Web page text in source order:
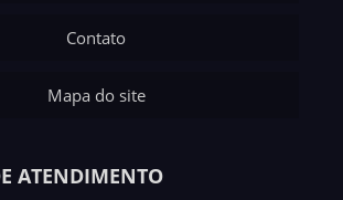
Contato
Mapa do site
ATENDIMENTO